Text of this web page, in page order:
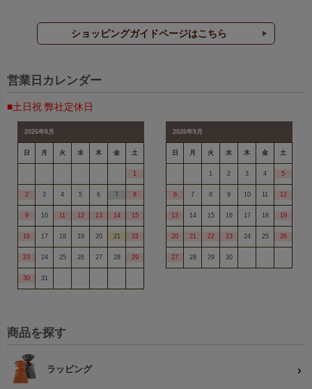
オレンジ オレンジ
ベージュ
ミルクティーベージュ ライトブラウン
ショッピングガイドページはこちら
営業日カレンダー
■土日祝 弊社定休日
2026年8月
日 月 火 水 木 金 土
1
2 3 4 5 6 7 8
9 10 11 12 13 14 15
16 17 18 19 20 21 22
23 24 25 26 27 28 29
30 31
2026年9月
日 月 火 水 木 金 土
1 2 3 4 5
6 7 8 9 10 11 12
13 14 15 16 17 18 19
20 21 22 23 24 25 26
27 28 29 30
商品を探す
ラッピング